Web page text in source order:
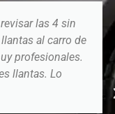
las 4 sin
al carro de
profesionales.
llantas. Lo